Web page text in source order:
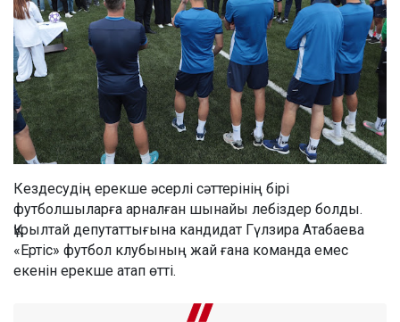
Кездесудің ерекше әсерлі сәттерінің бірі
футболшыларға арналған шынайы лебіздер болды.
Құрылтай депутаттығына кандидат Гүлзира Атабаева
«Ертіс» футбол клубының жай ғана команда емес
екенін ерекше атап өтті.